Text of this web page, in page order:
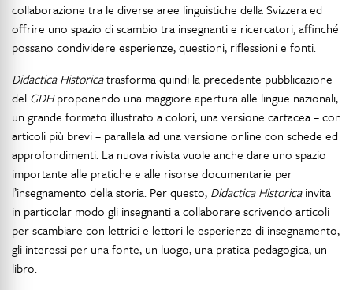
collaborazione tra le diverse aree linguistiche della Svizzera ed
offrire uno spazio di scambio tra insegnanti e ricercatori, affinché
possano condividere esperienze, questioni, riflessioni e fonti.
Didactica Historicatrasforma quindi la precedente pubblicazione
del GDHproponendo una maggiore apertura alle lingue nazionali,
un grande formato illustrato a colori, una versione cartacea – con
articoli più brevi – parallela ad una versione online con schede ed
approfondimenti. La nuova rivista vuole anche dare uno spazio
importante alle pratiche e alle risorse documentarie per
l’insegnamento della storia. Per questo, Didactica Historicainvita
in particolar modo gli insegnanti a collaborare scrivendo articoli
per scambiare con lettrici e lettori le esperienze di insegnamento,
gli interessi per una fonte, un luogo, una pratica pedagogica, un
libro.